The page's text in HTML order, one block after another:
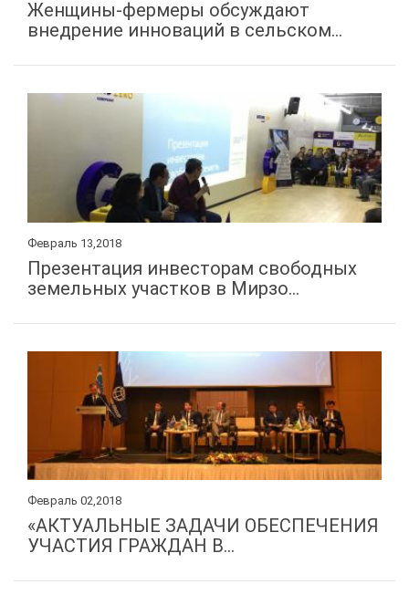
КОНТАКТЫ
Женщины-фермеры обсуждают
внедрение инноваций в сельском...
Февраль 13,2018
Презентация инвесторам свободных
земельных участков в Мирзо...
Февраль 02,2018
«АКТУАЛЬНЫЕ ЗАДАЧИ ОБЕСПЕЧЕНИЯ
УЧАСТИЯ ГРАЖДАН В...